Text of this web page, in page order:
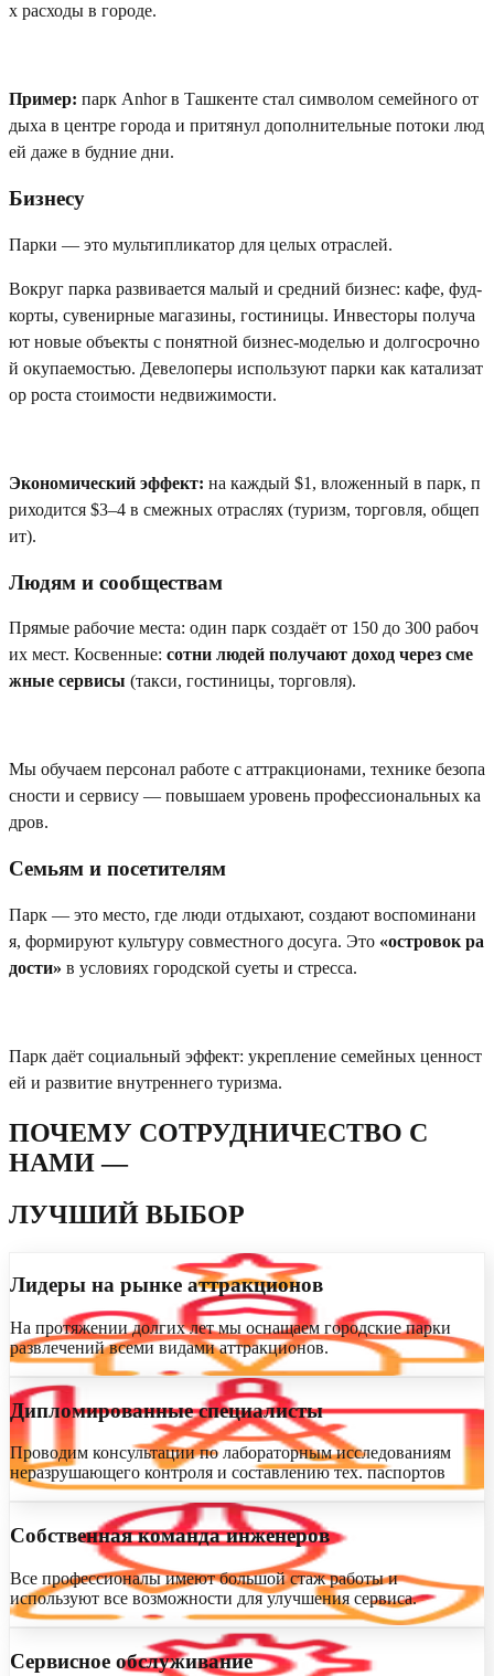
х расходы в городе.
Пример: парк Anhor в Ташкенте стал символом семейного от
дыха в центре города и притянул дополнительные потоки люд
ей даже в будние дни.
Бизнесу
Парки — это мультипликатор для целых отраслей.
Вокруг парка развивается малый и средний бизнес: кафе, фуд-
корты, сувенирные магазины, гостиницы. Инвесторы получа
ют новые объекты с понятной бизнес-моделью и долгосрочно
й окупаемостью. Девелоперы используют парки как катализат
ор роста стоимости недвижимости.
Экономический эффект: на каждый $1, вложенный в парк, п
риходится $3–4 в смежных отраслях (туризм, торговля, общеп
ит).
Людям и сообществам
Прямые рабочие места: один парк создаёт от 150 до 300 рабоч
их мест. Косвенные: сотни людей получают доход через сме
жные сервисы (такси, гостиницы, торговля).
Мы обучаем персонал работе с аттракционами, технике безопа
сности и сервису — повышаем уровень профессиональных ка
дров.
Семьям и посетителям
Парк — это место, где люди отдыхают, создают воспоминани
я, формируют культуру совместного досуга. Это «островок ра
дости» в условиях городской суеты и стресса.
Парк даёт социальный эффект: укрепление семейных ценност
ей и развитие внутреннего туризма.
ПОЧЕМУ СОТРУДНИЧЕСТВО С
НАМИ —
ЛУЧШИЙ ВЫБОР
Лидеры на рынке аттракционов
На протяжении долгих лет мы оснащаем городские парки
развлечений всеми видами аттракционов.
Дипломированные специалисты
Проводим консультации по лабораторным исследованиям
неразрушающего контроля и составлению тех. паспортов
Собственная команда инженеров
Все профессионалы имеют большой стаж работы и
используют все возможности для улучшения сервиса.
Сервисное обслуживание